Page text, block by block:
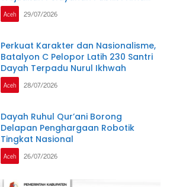
Melalui Program Commander Wish
Kapolda Aceh
Aceh 29/07/2026
Perkuat Karakter dan Nasionalisme,
Batalyon C Pelopor Latih 230 Santri
Dayah Terpadu Nurul Ikhwah
Aceh 28/07/2026
Dayah Ruhul Qur’ani Borong
Delapan Penghargaan Robotik
Tingkat Nasional
Aceh 26/07/2026